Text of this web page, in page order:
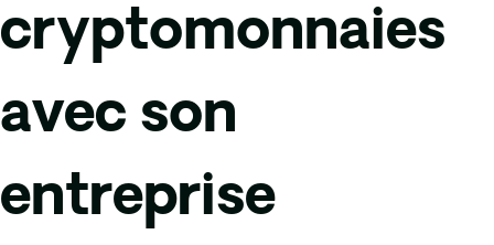
cryptomonnaies
avec son
entreprise